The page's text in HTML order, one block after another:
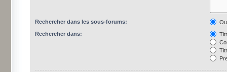
Rechercher dans les sous-forums:
Rechercher dans: